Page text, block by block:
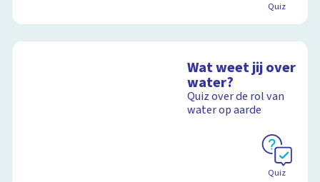
Quiz
Wat weet jij over
water?
Quiz over de rol van
water op aarde
Quiz